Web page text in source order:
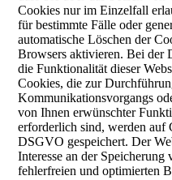
Cookies nur im Einzelfall
für bestimmte Fälle oder
automatische Löschen der
Browsers aktivieren. Bei der
die Funktionalität dieser
Cookies, die zur
Kommunikationsvorgangs
von Ihnen erwünschter
erforderlich sind, werden
DSGVO gespeichert. Der
Interesse an der
fehlerfreien und optimierten